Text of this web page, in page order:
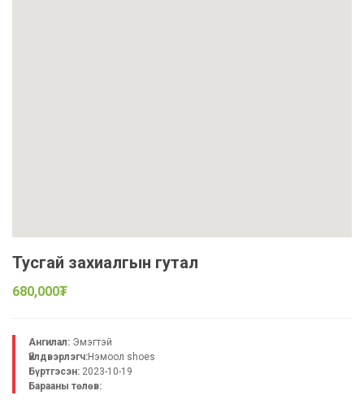
Тусгай захиалгын гутал
680,000₮
Ангилал: Эмэгтэй
Үйлдвэрлэгч:Нэмоол shoes
Бүртгэсэн: 2023-10-19
Барааны төлөв: